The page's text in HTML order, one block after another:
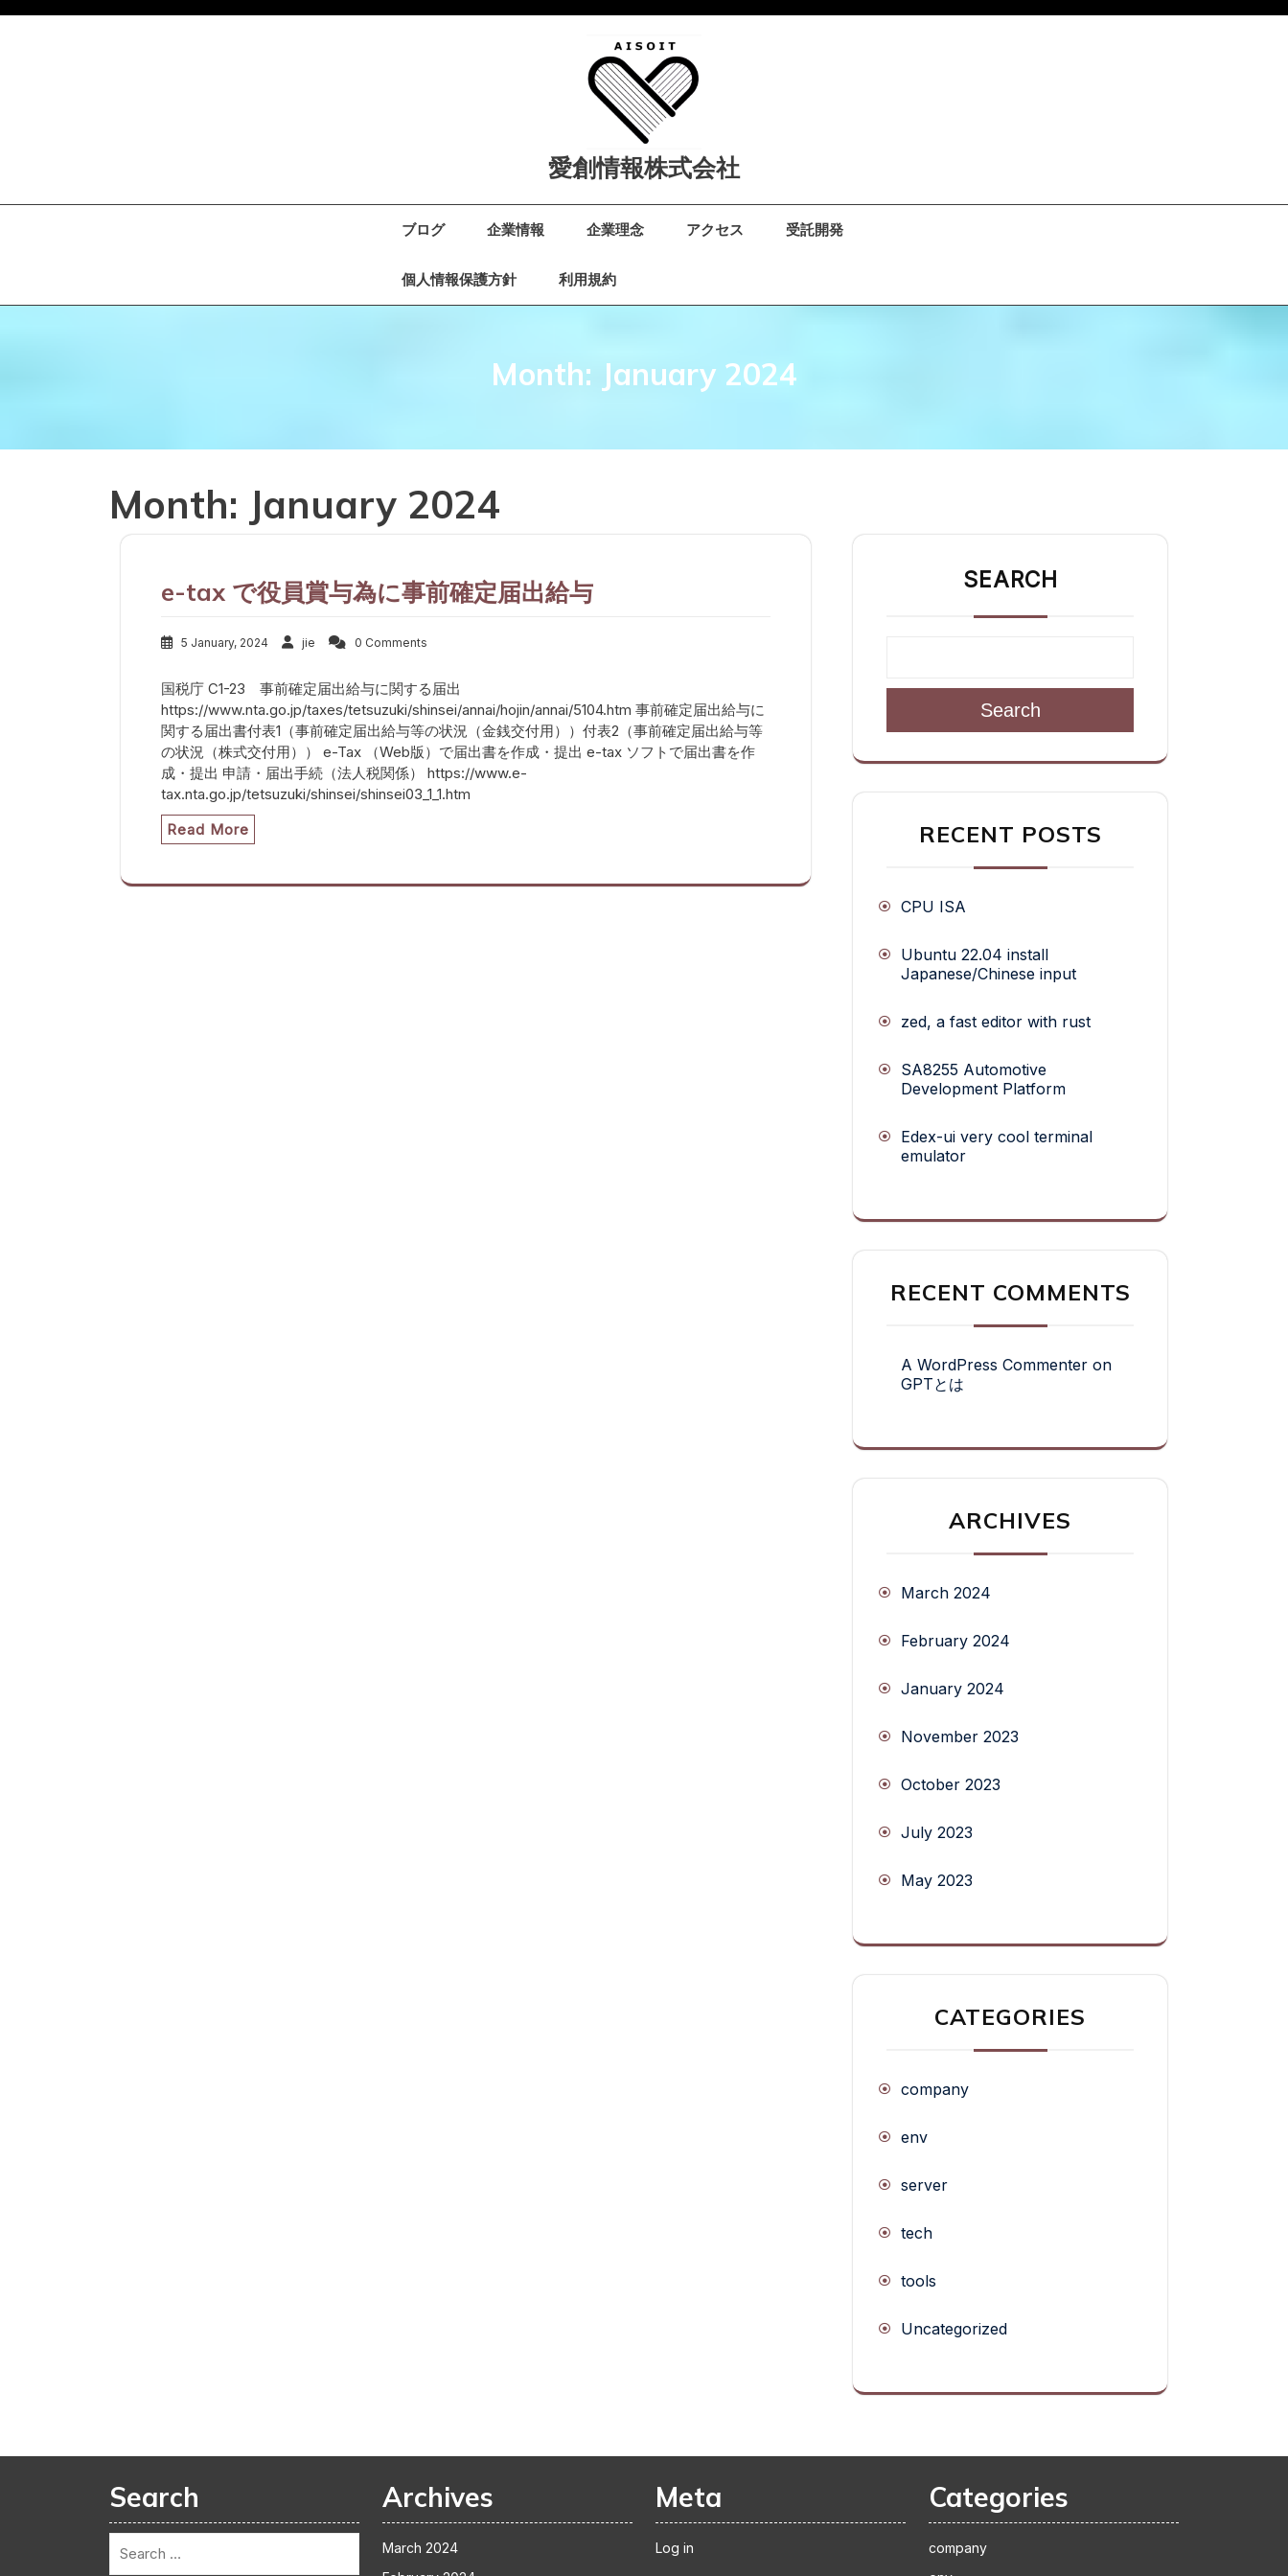
愛創情報株式会社
ブログ 企業情報 企業理念 アクセス 受託開発
個人情報保護方針 利用規約
Month: January 2024
Month: January 2024
e-tax で役員賞与為に事前確定届出給与
5 January, 2024 jie 0 Comments
国税庁 C1-23 事前確定届出給与に関する届出
https://www.nta.go.jp/taxes/tetsuzuki/shinsei/annai/hojin/annai/5104.htm 事前確定届出給与に
関する届出書付表1（事前確定届出給与等の状況（金銭交付用））付表2（事前確定届出給与等
の状況（株式交付用）） e-Tax （Web版）で届出書を作成・提出 e-tax ソフトで届出書を作
成・提出 申請・届出手続（法人税関係） https://www.e-
tax.nta.go.jp/tetsuzuki/shinsei/shinsei03_1_1.htm
Read More
SEARCH
Search
RECENT POSTS
CPU ISA
Ubuntu 22.04 install
Japanese/Chinese input
zed, a fast editor with rust
SA8255 Automotive
Development Platform
Edex-ui very cool terminal
emulator
RECENT COMMENTS
A WordPress Commenter on
GPTとは
ARCHIVES
March 2024
February 2024
January 2024
November 2023
October 2023
July 2023
May 2023
CATEGORIES
company
env
server
tech
tools
Uncategorized
Search Archives
March 2024
Meta
Log in
Categories
company